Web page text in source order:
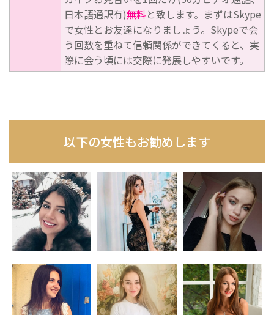
日本語通訳有)無料と致します。まずはSkype
で女性とお友達になりましょう。Skypeで会
う回数を重ねて信頼関係ができてくると、実
際に会う頃には交際に発展しやすいです。
以下の女性もお勧めします